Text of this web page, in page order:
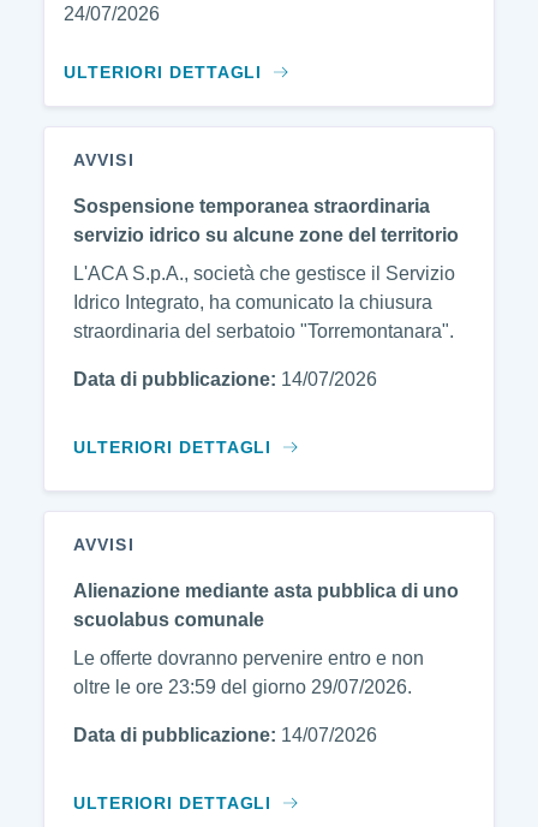
24/07/2026
ULTERIORI DETTAGLI
AVVISI
Sospensione temporanea straordinaria
servizio idrico su alcune zone del territorio
L'ACA S.p.A., società che gestisce il Servizio
Idrico Integrato, ha comunicato la chiusura
straordinaria del serbatoio "Torremontanara".
Data di pubblicazione: 14/07/2026
ULTERIORI DETTAGLI
AVVISI
Alienazione mediante asta pubblica di uno
scuolabus comunale
Le offerte dovranno pervenire entro e non
oltre le ore 23:59 del giorno 29/07/2026.
Data di pubblicazione: 14/07/2026
ULTERIORI DETTAGLI